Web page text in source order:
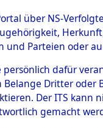
über NS-
und Parteien oder
persönlich dafür
Dritter
Der ITS
gemacht